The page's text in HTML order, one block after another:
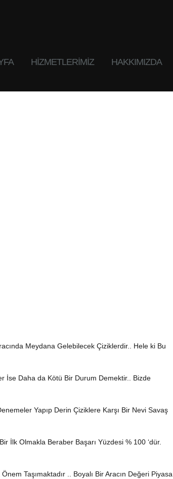
HIZMETLERIMIZ HAKKIMIZDA
Meydana Gelebilecek Çiziklerdir.. Hele ki Bu
İse Daha da Kötü Bir Durum Demektir.. Bizde
Yapıp Derin Çiziklere Karşı Bir Nevi Savaş
İlk Olmakla Beraber Başarı Yüzdesi % 100 ‘dür.
Taşımaktadır .. Boyalı Bir Aracın Değeri Piyasa